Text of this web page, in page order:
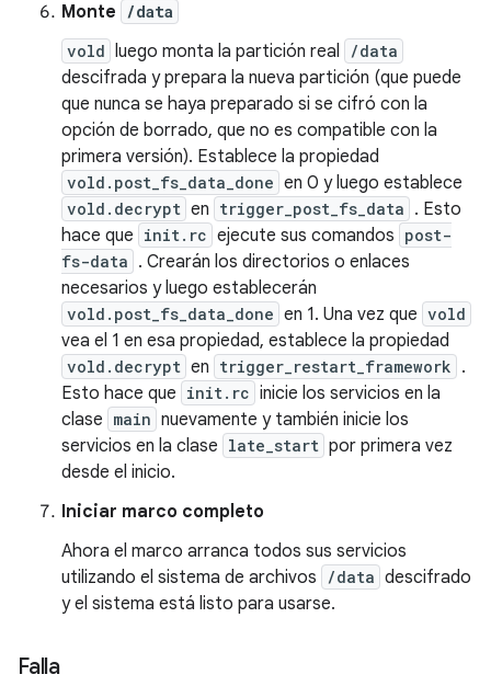
Monte /data
vold luego monta la partición real /data
descifrada y prepara la nueva partición (que puede
que nunca se haya preparado si se cifró con la
opción de borrado, que no es compatible con la
primera versión). Establece la propiedad
vold.post_fs_data_done en 0 y luego establece
vold.decrypt en trigger_post_fs_data . Esto
hace que init.rc ejecute sus comandos post-
fs-data . Crearán los directorios o enlaces
necesarios y luego establecerán
vold.post_fs_data_done en 1. Una vez que vold
vea el 1 en esa propiedad, establece la propiedad
vold.decrypt en trigger_restart_framework .
Esto hace que init.rc inicie los servicios en la
clase main nuevamente y también inicie los
servicios en la clase late_start por primera vez
desde el inicio.
Iniciar marco completo
Ahora el marco arranca todos sus servicios
utilizando el sistema de archivos
/data descifrado
y el sistema está listo para usarse.
Falla